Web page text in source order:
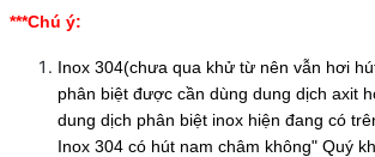
***Chú ý:
Inox 304(chưa qua khử từ nên vẫn hơi
phân biệt được cần dùng dung dịch axit
dung dịch phân biệt inox hiện đang có
Inox 304 có hút nam châm không" Quý